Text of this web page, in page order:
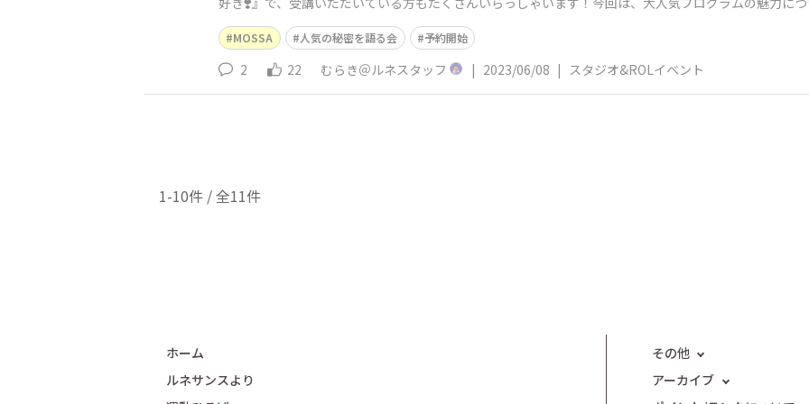
MOSSA 人気の秘密を語る会 予約開始
2 22 むらき＠ルネスタッフ | 2023/06/08 | スタジオ&ROLイベント
1-10件 / 全11件
ホーム
ルネサンスより
その他
アーカイブ